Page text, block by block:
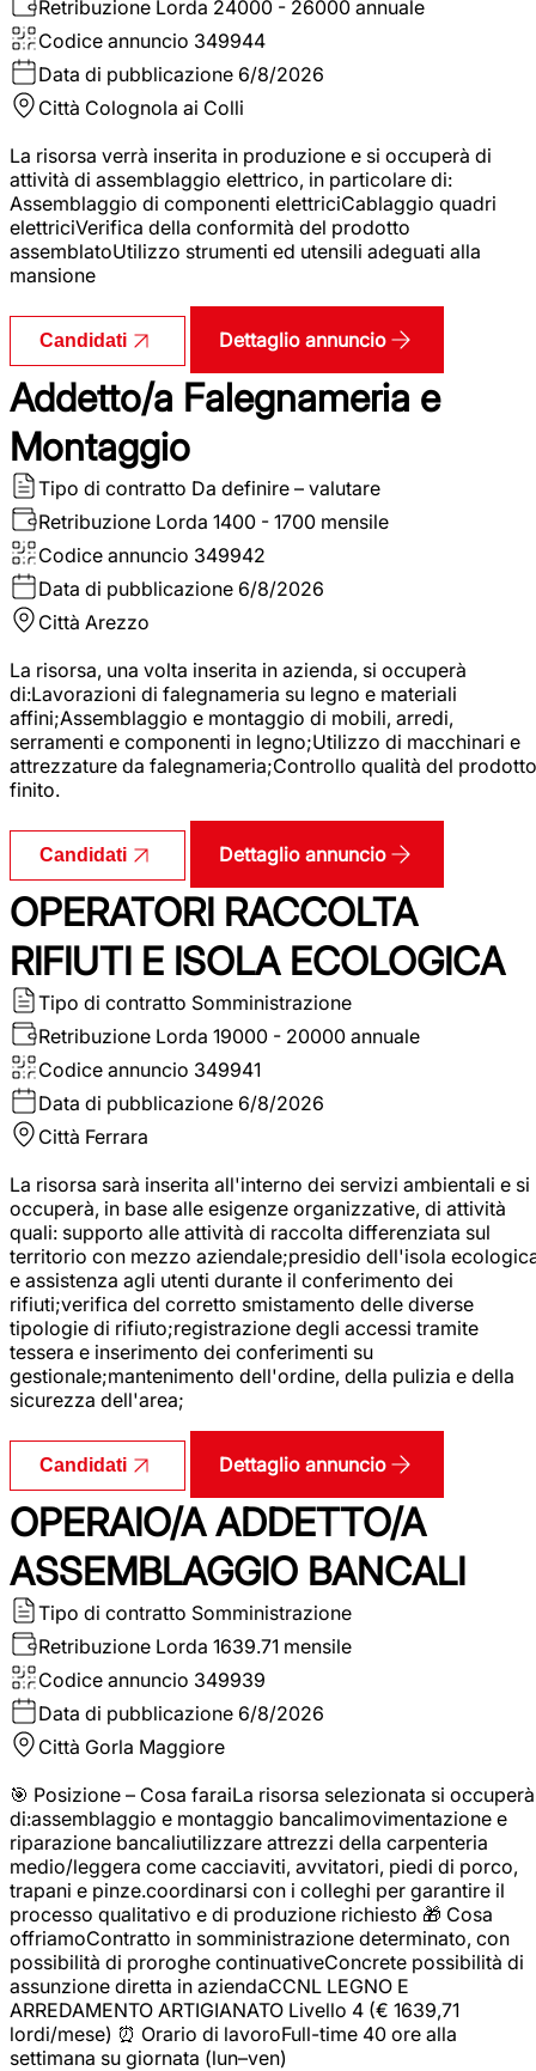
Retribuzione Lorda 24000 - 26000 annuale
Codice annuncio 349944
Data di pubblicazione 6/8/2026
Città Colognola ai Colli
La risorsa verrà inserita in produzione e si occuperà di
attività di assemblaggio elettrico, in particolare di:
Assemblaggio di componenti elettriciCablaggio quadri
elettriciVerifica della conformità del prodotto
assemblatoUtilizzo strumenti ed utensili adeguati alla
mansione
Candidati Dettaglio annuncio
Addetto/a Falegnameria e
Montaggio
Tipo di contratto Da definire – valutare
Retribuzione Lorda 1400 - 1700 mensile
Codice annuncio 349942
Data di pubblicazione 6/8/2026
Città Arezzo
La risorsa, una volta inserita in azienda, si occuperà
di:Lavorazioni di falegnameria su legno e materiali
affini;Assemblaggio e montaggio di mobili, arredi,
serramenti e componenti in legno;Utilizzo di macchinari e
attrezzature da falegnameria;Controllo qualità del prodotto
finito.
Candidati Dettaglio annuncio
OPERATORI RACCOLTA
RIFIUTI E ISOLA ECOLOGICA
Tipo di contratto Somministrazione
Retribuzione Lorda 19000 - 20000 annuale
Codice annuncio 349941
Data di pubblicazione 6/8/2026
Città Ferrara
La risorsa sarà inserita all'interno dei servizi ambientali e si
occuperà, in base alle esigenze organizzative, di attività
quali: supporto alle attività di raccolta differenziata sul
territorio con mezzo aziendale;presidio dell'isola
e assistenza agli utenti durante il conferimento dei
rifiuti;verifica del corretto smistamento delle diverse
tipologie di rifiuto;registrazione degli accessi tramite
tessera e inserimento dei conferimenti su
gestionale;mantenimento dell'ordine, della pulizia e della
sicurezza dell'area;
Candidati Dettaglio annuncio
OPERAIO/A ADDETTO/A
ASSEMBLAGGIO BANCALI
Tipo di contratto Somministrazione
Retribuzione Lorda 1639.71 mensile
Codice annuncio 349939
Data di pubblicazione 6/8/2026
Città Gorla Maggiore
🎯 Posizione – Cosa faraiLa risorsa selezionata si occuperà
di:assemblaggio e montaggio bancalimovimentazione e
riparazione bancaliutilizzare attrezzi della carpenteria
medio/leggera come cacciaviti, avvitatori, piedi di porco,
trapani e pinze.coordinarsi con i colleghi per garantire il
processo qualitativo e di produzione richiesto 🎁 Cosa
offriamoContratto in somministrazione determinato, con
possibilità di proroghe continuativeConcrete possibilità di
assunzione diretta in aziendaCCNL LEGNO E
ARREDAMENTO ARTIGIANATO Livello 4 (€ 1639,71
lordi/mese) ⏰ Orario di lavoroFull-time 40 ore alla
settimana su giornata (lun–ven)